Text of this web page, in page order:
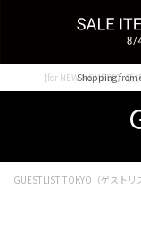
Shopping from
【for NEW MEMBER
GUESTLIST TOKYO（ゲスト